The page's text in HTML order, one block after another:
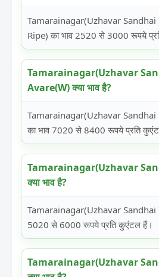
Tamarainagar(Uzhavar
Ripe) का भाव 2520 से 3000 रूपये
Tamarainagar(Uzhavar
Avare(W) क्या भाव है?
Tamarainagar(Uzhavar Sandhai
का भाव 7020 से 8400 रूपये प्रति
Tamarainagar(Uzhavar
क्या भाव है?
Tamarainagar(Uzhavar Sandhai )
5020 से 6000 रूपये प्रति कुएंटल हैं।
Tamarainagar(Uzhavar